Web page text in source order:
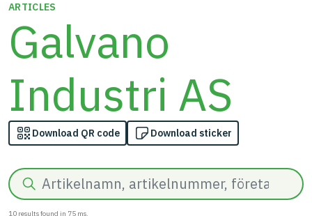
ARTICLES
Galvano
Industri AS
Download QR code Download sticker
Search
10 results found in 75 ms.